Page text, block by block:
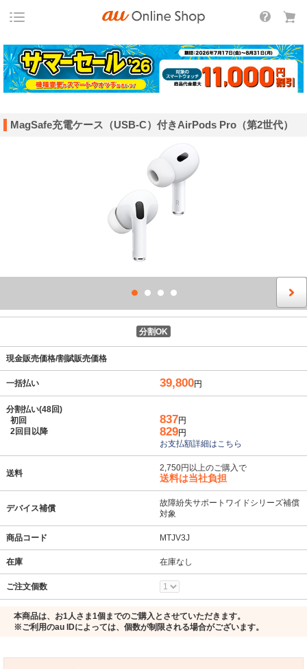
MagSafe充電ケース（USB-C）付きAirPods Pro（第2世代）
分割OK
現金販売価格/割賦販売価格
一括払い 39,800円
分割払い(48回)
初回
2回目以降
837円
829円
お支払額詳細はこちら
送料
2,750円以上のご購入で
送料は当社負担
デバイス補償
故障紛失サポートワイドシリーズ補償
対象
商品コード MTJV3J
在庫 在庫なし
ご注文個数
本商品は、お1人さま1個までのご購入とさせていただきます。
※ご利用のau IDによっては、個数が制限される場合がございます。